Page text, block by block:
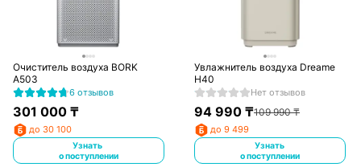
Очиститель воздуха BORK
A503
6 отзывов
301 000₸
до 30 100
Узнать
о поступлении
Увлажнитель воздуха Dreame
H40
Нет отзывов
94 990 ₸109 990₸
до 9 499
Узнать
о поступлении